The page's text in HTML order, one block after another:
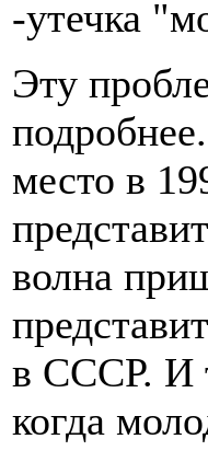
-утечка
Эту
место в
волна
в СССР. И
когда